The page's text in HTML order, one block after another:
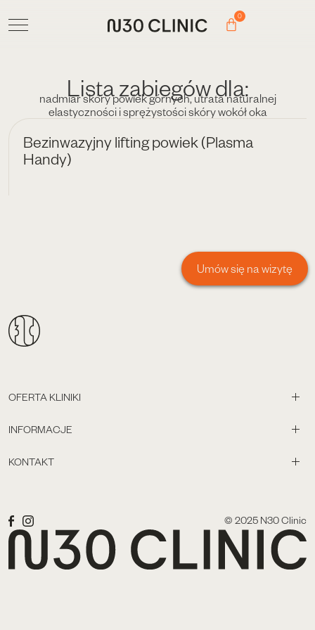
0
Lista zabiegów dla:
nadmiar skóry powiek górnych,utrata naturalnej
elastyczności i sprężystości skóry wokół oka
Bezinwazyjny lifting powiek (Plasma
Handy)
Umów się na wizytę
OFERTA KLINIKI
INFORMACJE
KONTAKT
© 2025 N30 Clinic